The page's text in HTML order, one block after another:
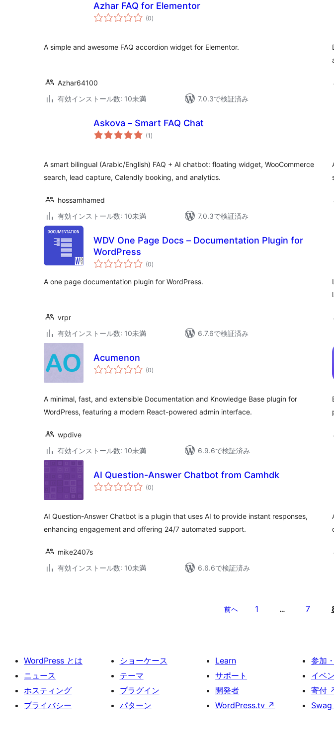
Azhar FAQ for Elementor
(0個
の)
A simple and awesome FAQ accordion widget for Elementor.
Azhar64100
有効インストール数: 10未満
7.0.3で検証済み
Askova – Smart FAQ Chat
(1 個
の)
A smart bilingual (Arabic/English) FAQ + AI chatbot: floating widget, WooCommerce
search, lead capture, Calendly booking, and analytics.
hossamhamed
有効インストール数: 10未満
7.0.3で検証済み
WDV One Page Docs – Documentation Plugin for
WordPress
(0個
の
価
)
A one page documentation plugin for WordPress.
vrpr
有効インストール数: 10未満
6.7.6で検証済み
Acumenon
(0個
の)
A minimal, fast, and extensible Documentation and Knowledge Base plugin for
WordPress, featuring a modern React-powered admin interface.
wpdive
有効インストール数: 10未満
6.9.6で検証済み
AI Question-Answer Chatbot from Camhdk
(0個
の)
AI Question-Answer Chatbot is a plugin that uses AI to provide instant responses,
enhancing engagement and offering 24/7 automated support.
mike2407s
有効インストール数: 10未満
6.6.6で検証済み
ジ
送
り
前へ 1 … 7
WordPress とは
ニュース
ホスティング
プライバシー
ショーケース
テーマ
プラグイン
パターン
Learn
サポート
開発者
WordPress.tv ↗
参加
イベ
寄付
Swag